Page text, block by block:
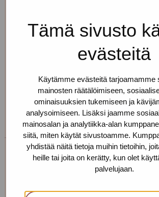
Tämä sivusto
evästeitä
Käytämme evästeitä tarjoamamme
mainosten räätälöimiseen,
ominaisuuksien tukemiseen ja
analysoimiseen. Lisäksi jaamme
mainosalan ja analytiikka-alan
siitä, miten käytät sivustoamme.
yhdistää näitä tietoja muihin tietoihin,
heille tai joita on kerätty, kun olet
palvelujaan.
Toimipiste: Helsinki
Kehittämiskoordinaattori, sairaanhoitaja,
+358 40 725 0791
erja.aalto(at)protukipiste.fi
Henkilön
osaama
kieli
finnish
Henkilön
osaama
kieli
english
Taina Holappa